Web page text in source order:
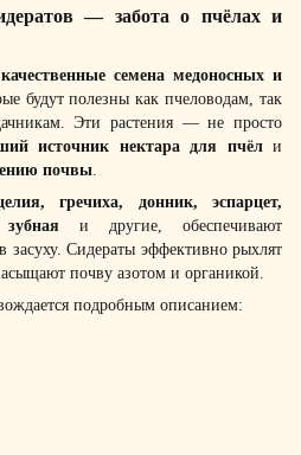
— забота о пчёлах и
качественные семена медоносных и
будут полезны как пчеловодам, так
Эти растения — не просто
источник нектара для пчёли
почвы
гречиха, донник, эспарцет,
и другие, обеспечивают
засуху. Сидераты эффективно рыхлят
почву азотом и органикой.
подробным описанием: